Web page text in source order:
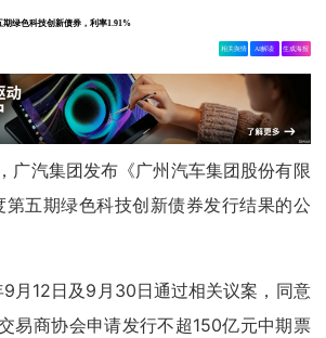
期绿色科技创新债券，利率1.91%
相关舆情 AI解读 生成海报
广汽集团发布《广州汽车集团股份有限
五期绿色科技创新债券发行结果的公
月12日及9月30日通过相关议案，同意
易商协会申请发行不超150亿元中期票